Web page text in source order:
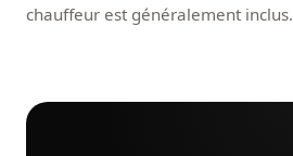
chauffeur est généralement inclus.